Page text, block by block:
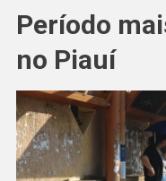
Período
no Piauí